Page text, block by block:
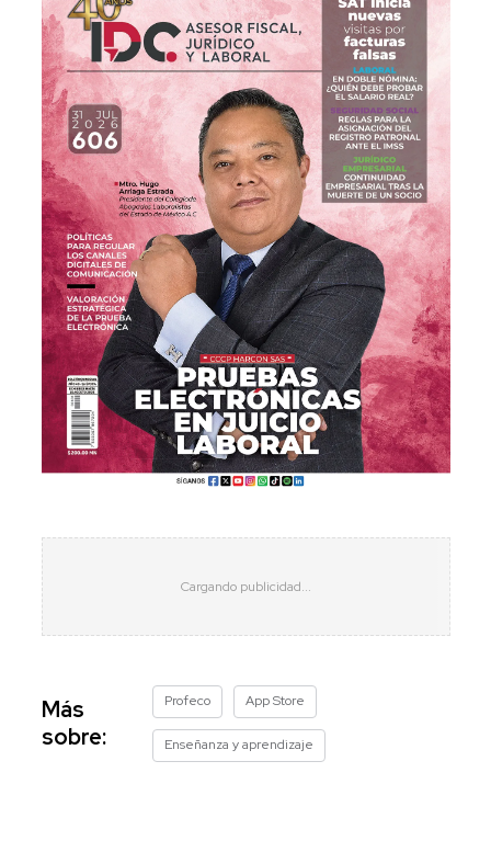
Más
sobre:
Profeco App Store
Enseñanza y aprendizaje